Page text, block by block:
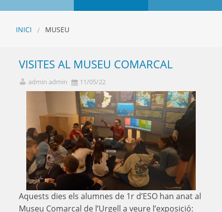
INICI MUSEU
VISITES AL MUSEU COMARCAL
admin admin 11/05/22
Aquests dies els alumnes de 1r d’ESO han anat al
Museu Comarcal de l’Urgell a veure l’exposició: